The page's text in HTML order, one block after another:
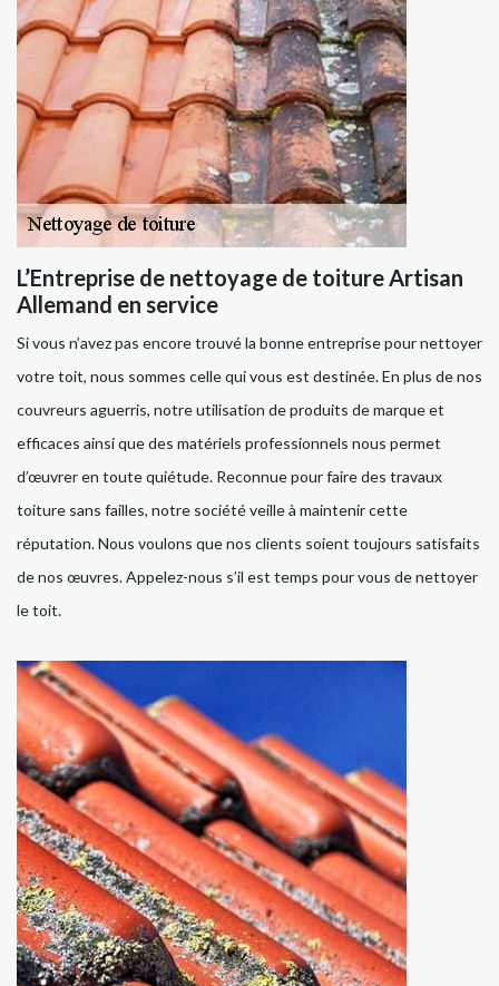
L’Entreprise de nettoyage de toiture Artisan
Allemand en service
Si vous n’avez pas encore trouvé la bonne entreprise pour nettoyer
votre toit, nous sommes celle qui vous est destinée. En plus de nos
couvreurs aguerris, notre utilisation de produits de marque et
efficaces ainsi que des matériels professionnels nous permet
d’œuvrer en toute quiétude. Reconnue pour faire des travaux
toiture sans failles, notre société veille à maintenir cette
réputation. Nous voulons que nos clients soient toujours satisfaits
de nos œuvres. Appelez-nous s’il est temps pour vous de nettoyer
le toit.